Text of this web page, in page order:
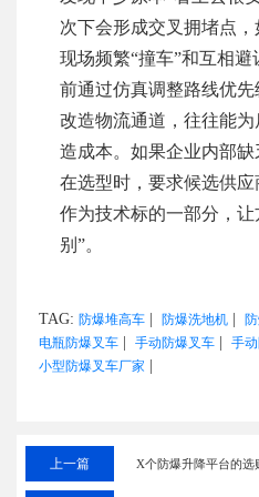
次下会形成交叉拥堵点
现场频繁“撞车”和互相
前通过仿真调整路线优
改造物流通道，往往能
造成本。如果企业内部
在选型时，要求候选供应
作为技术标的一部分，让
别”。
TAG: 防爆堆高车 | 防爆洗地机 |
电瓶防爆叉车 | 手动防爆叉车 | 手
小型防爆叉车厂家 |
上一篇 X个防爆升降平台的选